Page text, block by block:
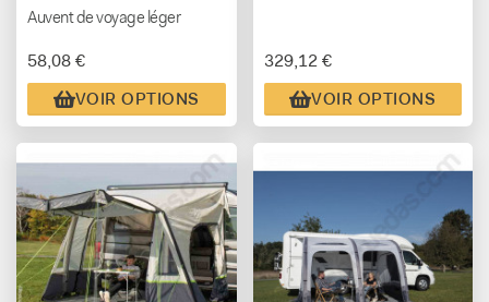
Auvent de voyage léger
58,08 €
VOIR OPTIONS
329,12 €
VOIR OPTIONS